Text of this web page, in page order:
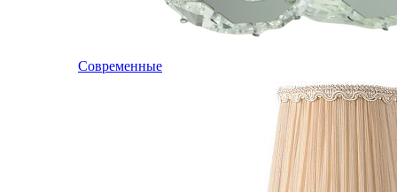
Современные